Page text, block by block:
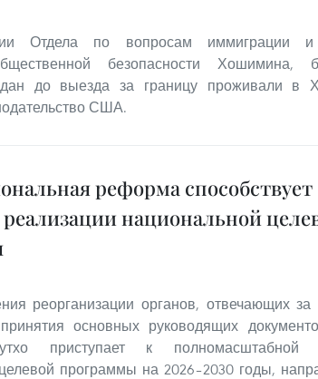
Отдела по вопросам иммиграции и
безопасности Хошимина,
до выезда за границу проживали в
США.
реформа способствует
национальной
реорганизации органов, отвечающих за
основных руководящих
приступает к полномасштабной
программы на 2026–2030 годы,